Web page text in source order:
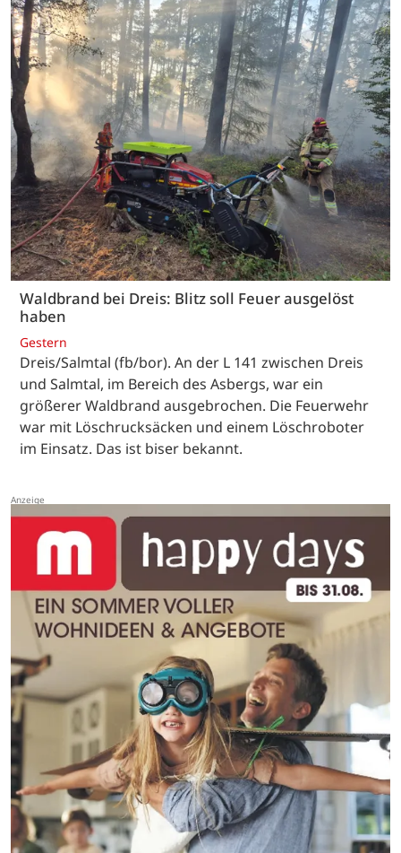
Waldbrand bei Dreis: Blitz soll Feuer ausgelöst
haben
Gestern
Dreis/Salmtal (fb/bor). An der L 141 zwischen Dreis
und Salmtal, im Bereich des Asbergs, war ein
größerer Waldbrand ausgebrochen. Die Feuerwehr
war mit Löschrucksäcken und einem Löschroboter
im Einsatz. Das ist biser bekannt.